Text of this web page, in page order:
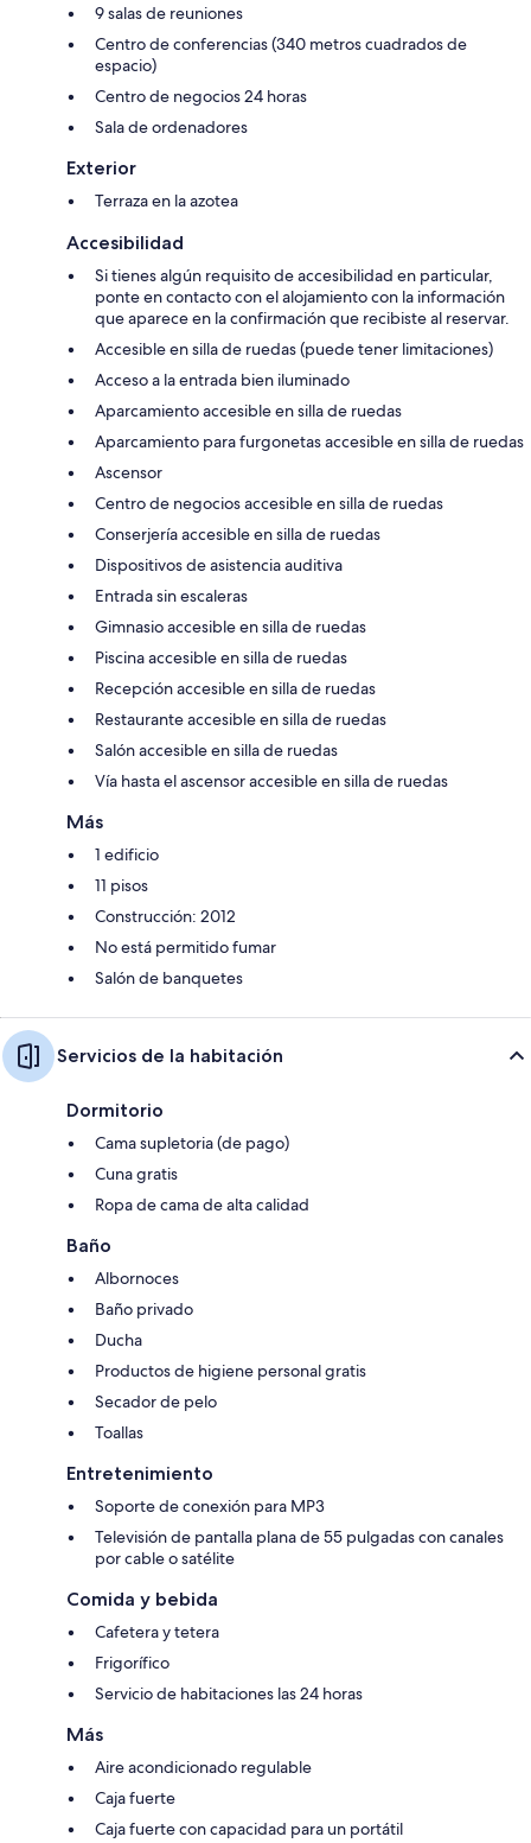
9 salas de reuniones
Centro de conferencias (340 metros cuadrados de
espacio)
Centro de negocios 24 horas
Sala de ordenadores
Exterior
Terraza en la azotea
Accesibilidad
Si tienes algún requisito de accesibilidad en particular,
ponte en contacto con el alojamiento con la información
que aparece en la confirmación que recibiste al reservar.
Accesible en silla de ruedas (puede tener limitaciones)
Acceso a la entrada bien iluminado
Aparcamiento accesible en silla de ruedas
Aparcamiento para furgonetas accesible en silla de ruedas
Ascensor
Centro de negocios accesible en silla de ruedas
Conserjería accesible en silla de ruedas
Dispositivos de asistencia auditiva
Entrada sin escaleras
Gimnasio accesible en silla de ruedas
Piscina accesible en silla de ruedas
Recepción accesible en silla de ruedas
Restaurante accesible en silla de ruedas
Salón accesible en silla de ruedas
Vía hasta el ascensor accesible en silla de ruedas
Más
1 edificio
11 pisos
Construcción: 2012
No está permitido fumar
Salón de banquetes
Servicios de la habitación
Dormitorio
Cama supletoria (de pago)
Cuna gratis
Ropa de cama de alta calidad
Baño
Albornoces
Baño privado
Ducha
Productos de higiene personal gratis
Secador de pelo
Toallas
Entretenimiento
Soporte de conexión para MP3
Televisión de pantalla plana de 55 pulgadas con canales
por cable o satélite
Comida y bebida
Cafetera y tetera
Frigorífico
Servicio de habitaciones las 24 horas
Más
Aire acondicionado regulable
Caja fuerte
Caja fuerte con capacidad para un portátil